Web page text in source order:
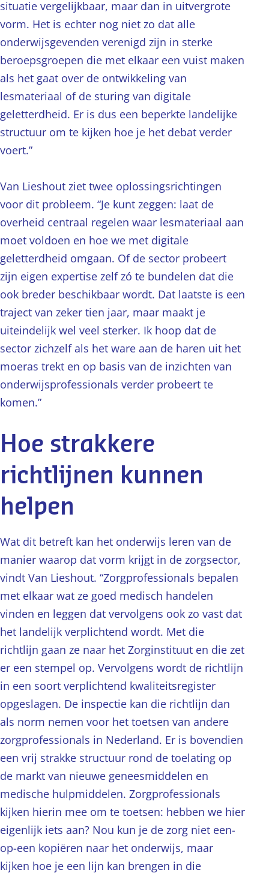
situatie vergelijkbaar, maar dan in uitvergrote
vorm. Het is echter nog niet zo dat alle
onderwijsgevenden verenigd zijn in sterke
beroepsgroepen die met elkaar een vuist maken
als het gaat over de ontwikkeling van
lesmateriaal of de sturing van digitale
geletterdheid. Er is dus een beperkte landelijke
structuur om te kijken hoe je het debat verder
voert.”
Van Lieshout ziet twee oplossingsrichtingen
voor dit probleem. “Je kunt zeggen: laat de
overheid centraal regelen waar lesmateriaal aan
moet voldoen en hoe we met digitale
geletterdheid omgaan. Of de sector probeert
zijn eigen expertise zelf zó te bundelen dat die
ook breder beschikbaar wordt. Dat laatste is een
traject van zeker tien jaar, maar maakt je
uiteindelijk wel veel sterker. Ik hoop dat de
sector zichzelf als het ware aan de haren uit het
moeras trekt en op basis van de inzichten van
onderwijsprofessionals verder probeert te
komen.”
Hoe strakkere
richtlijnen kunnen
helpen
Wat dit betreft kan het onderwijs leren van de
manier waarop dat vorm krijgt in de zorgsector,
vindt Van Lieshout. “Zorgprofessionals bepalen
met elkaar wat ze goed medisch handelen
vinden en leggen dat vervolgens ook zo vast dat
het landelijk verplichtend wordt. Met die
richtlijn gaan ze naar het Zorginstituut en die zet
er een stempel op. Vervolgens wordt de richtlijn
in een soort verplichtend kwaliteitsregister
opgeslagen. De inspectie kan die richtlijn dan
als norm nemen voor het toetsen van andere
zorgprofessionals in Nederland. Er is bovendien
een vrij strakke structuur rond de toelating op
de markt van nieuwe geneesmiddelen en
medische hulpmiddelen. Zorgprofessionals
kijken hierin mee om te toetsen: hebben we hier
eigenlijk iets aan? Nou kun je de zorg niet een-
op-een kopiëren naar het onderwijs, maar
kijken hoe je een lijn kan brengen in die